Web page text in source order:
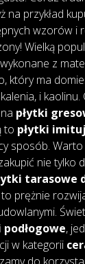
na przykład
wzorów i
Wielką
z
który ma
i
płytki
to płytki
sposób.
nie tylko
tarasowe
to prężnie
podłogowe,
w kategorii